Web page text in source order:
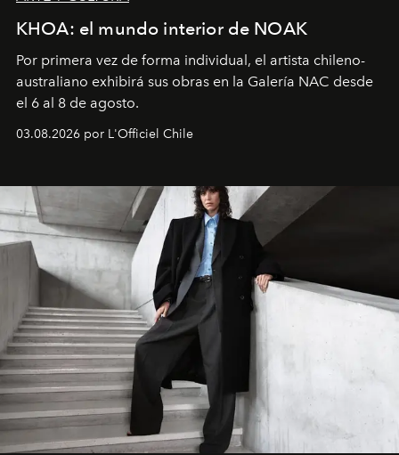
KHOA: el mundo interior de NOAK
Por primera vez de forma individual, el artista chileno-
australiano exhibirá sus obras en la Galería NAC desde
el 6 al 8 de agosto.
03.08.2026 por L'Officiel Chile